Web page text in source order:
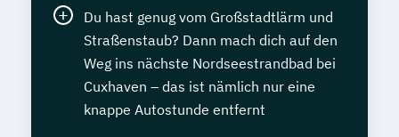
Du hast genug vom Großstadtlärm und
Straßenstaub? Dann mach dich auf den
Weg ins nächste Nordseestrandbad bei
Cuxhaven – das ist nämlich nur eine
knappe Autostunde entfernt